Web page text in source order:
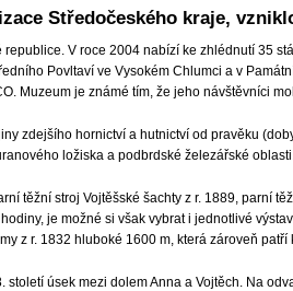
Středočeského kraje,
V roce 2004 nabízí ke zhlédnutí 35
Povltaví ve Vysokém Chlumci a v
Muzeum je známé tím, že jeho návštěvníci
zdejšího hornictví a hutnictví od pravěku
ložiska a podbrdské železářské
těžní stroj Vojtěšské šachty z r. 1889, parní
je možné si však vybrat i jednotlivé
z r. 1832 hluboké 1600 m, která zároveň
úsek mezi dolem Anna a Vojtěch. Na